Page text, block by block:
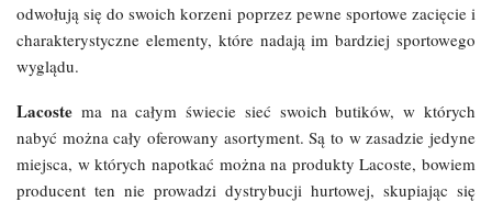
odwołują się do swoich korzeni poprzez pewne sportowe zacięcie i
charakterystyczne elementy, które nadają im bardziej sportowego
wyglądu.
Lacoste ma na całym świecie sieć swoich butików, w których
nabyć można cały oferowany asortyment. Są to w zasadzie jedyne
miejsca, w których napotkać można na produkty Lacoste, bowiem
producent ten nie prowadzi dystrybucji hurtowej, skupiając się